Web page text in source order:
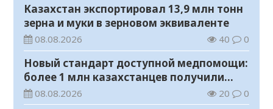
Казахстан экспортировал 13,9 млн тонн
зерна и муки в зерновом эквиваленте
08.08.2026 40 0
Новый стандарт доступной медпомощи:
более 1 млн казахстанцев получили
телемедицинские услуги
08.08.2026 20 0